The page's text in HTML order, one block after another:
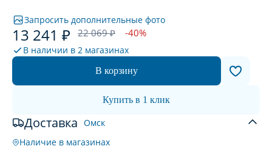
Запросить дополнительные фото
13 241 ₽ 22 069 ₽ -40%
В наличии в 2 магазинах
В корзину
Купить в 1 клик
Доставка Омск
Наличие в магазинах